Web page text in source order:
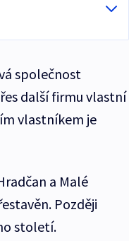
společnost
další firmu vlastní
vlastníkem je
a Malé
Později
století.